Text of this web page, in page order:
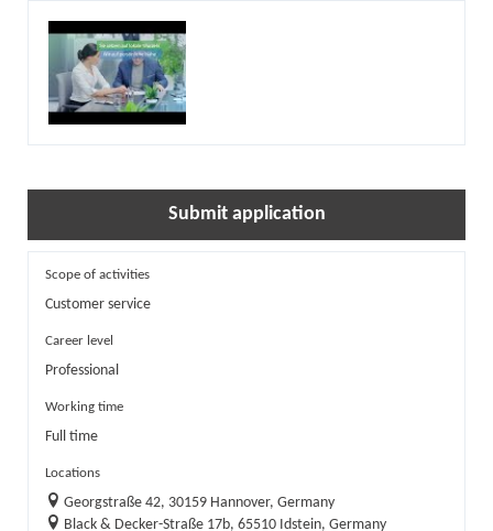
Submit application
Scope of activities
Customer service
Career level
Professional
Working time
Full time
Locations
Georgstraße 42, 30159 Hannover, Germany
Black & Decker-Straße 17b, 65510 Idstein, Germany